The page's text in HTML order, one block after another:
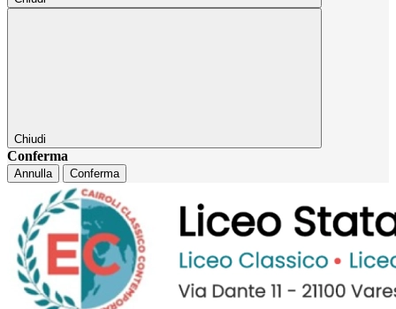
Chiudi
Conferma
Annulla Conferma